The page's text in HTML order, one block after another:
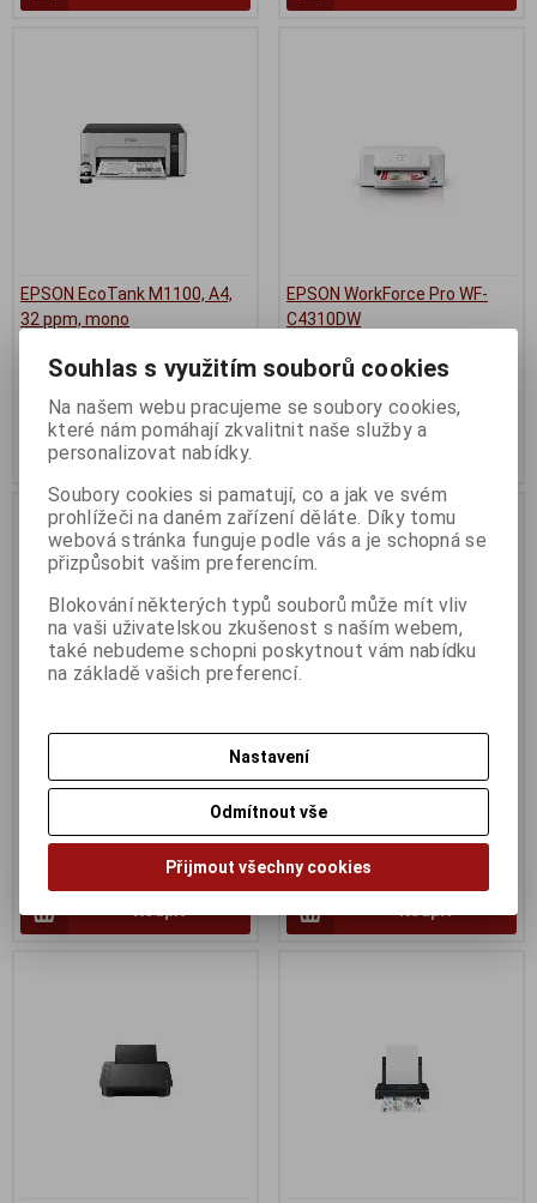
EPSON EcoTank M1100, A4,
32 ppm, mono
3 463 Kč (bez DPH:)
Koupit
EPSON WorkForce Pro WF-
C4310DW
2 967 Kč (bez DPH:)
Termín dodání (dny):3
2 708 Kč
HP LaserJet Pro M501dn
Termín dodání (dny):3
8 429 Kč (bez DPH:)
Souhlas s využitím souborů cookies
Na našem webu pracujeme se soubory cookies,
které nám pomáhají zkvalitnit naše služby a
personalizovat nabídky.
Soubory cookies si pamatují, co a jak ve svém
prohlížeči na daném zařízení děláte. Díky tomu
webová stránka funguje podle vás a je schopná se
přizpůsobit vašim preferencím.
Blokování některých typů souborů může mít vliv
na vaši uživatelskou zkušenost s naším webem,
také nebudeme schopni poskytnout vám nabídku
na základě vašich preferencí.
Nastavení
Odmítnout vše
Přijmout všechny cookies